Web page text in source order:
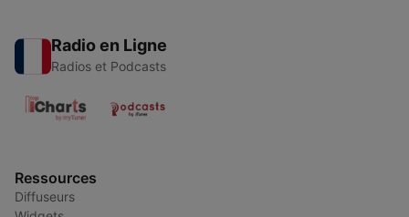
Radio en Ligne
Radios et Podcasts
Ressources
Diffuseurs